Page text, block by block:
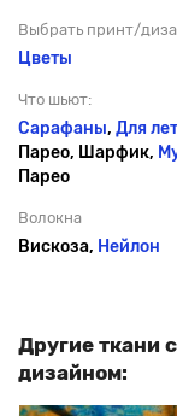
Выбрать принт/
Цветы
Что шьют:
Сарафаны, Для
Парео, Шарфик,
Парео
Волокна
Вискоза, Нейлон
Другие ткани
дизайном: